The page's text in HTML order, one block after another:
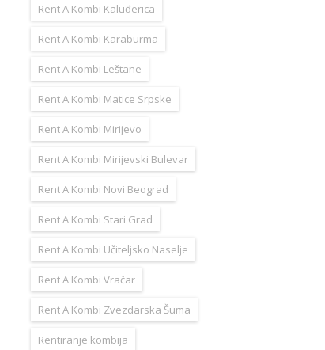
Rent A Kombi Kaluđerica
Rent A Kombi Karaburma
Rent A Kombi Leštane
Rent A Kombi Matice Srpske
Rent A Kombi Mirijevo
Rent A Kombi Mirijevski Bulevar
Rent A Kombi Novi Beograd
Rent A Kombi Stari Grad
Rent A Kombi Učiteljsko Naselje
Rent A Kombi Vračar
Rent A Kombi Zvezdarska Šuma
Rentiranje kombija